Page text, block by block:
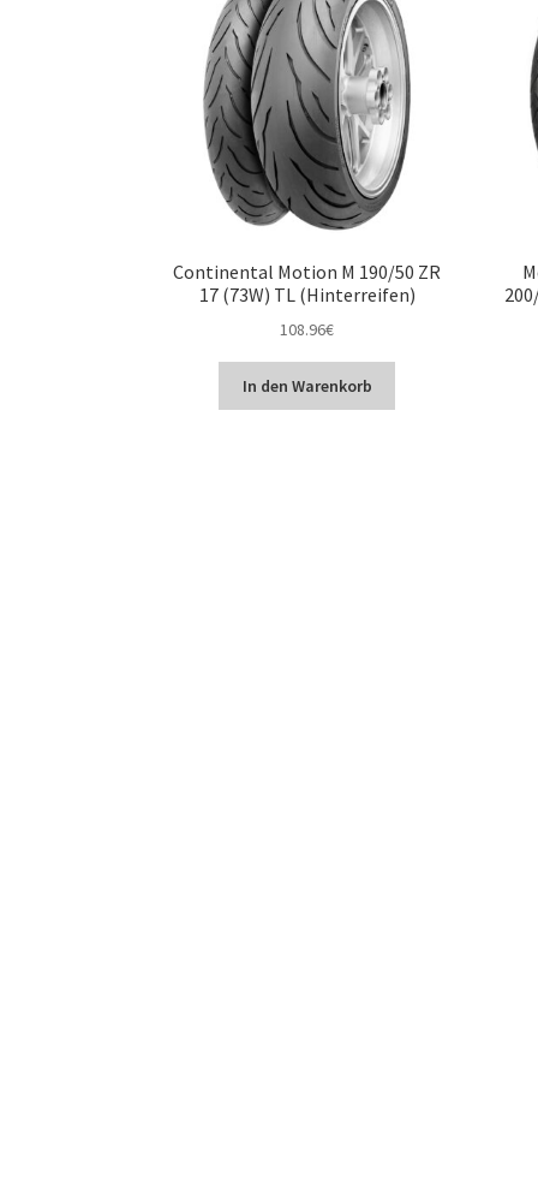
Continental Motion M 190/50 ZR
17 (73W) TL (Hinterreifen)
108.96€
In den Warenkorb